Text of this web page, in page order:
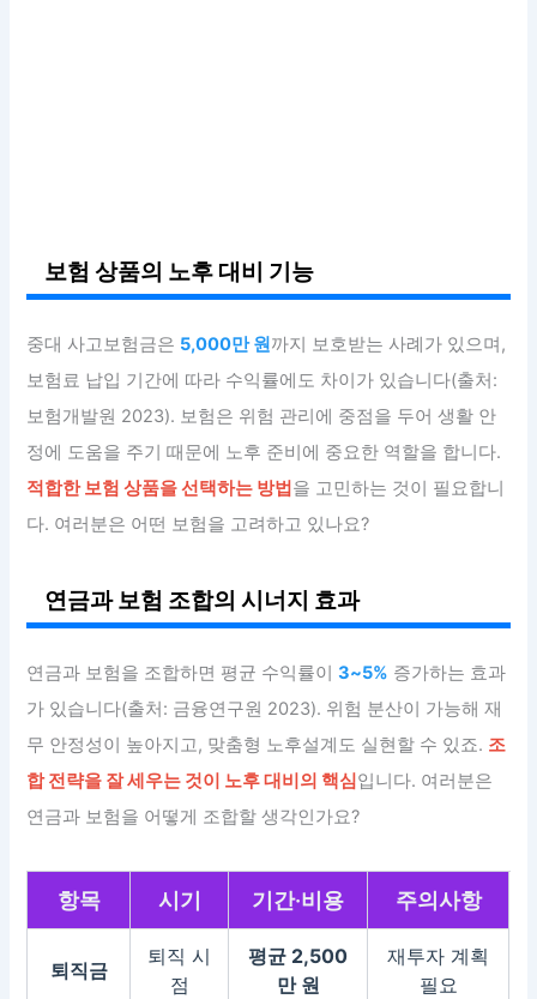
보험 상품의 노후 대비 기능
중대 사고보험금은 5,000만 원까지 보호받는 사례가 있으며,
보험료 납입 기간에 따라 수익률에도 차이가 있습니다(출처:
보험개발원 2023). 보험은 위험 관리에 중점을 두어 생활 안
정에 도움을 주기 때문에 노후 준비에 중요한 역할을 합니다.
적합한 보험 상품을 선택하는 방법을 고민하는 것이 필요합니
다. 여러분은 어떤 보험을 고려하고 있나요?
연금과 보험 조합의 시너지 효과
연금과 보험을 조합하면 평균 수익률이3~5% 증가하는 효과
가 있습니다(출처: 금융연구원 2023). 위험 분산이 가능해 재
무 안정성이 높아지고, 맞춤형 노후설계도 실현할 수 있죠. 조
합 전략을 잘 세우는 것이 노후 대비의 핵심입니다. 여러분은
연금과 보험을 어떻게 조합할 생각인가요?
항목 시기 기간·비용 주의사항
퇴직금
퇴직 시
점
평균 2,500
만 원
재투자 계획
필요